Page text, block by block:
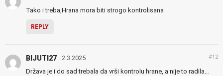
Tako i treba,Hrana mora biti strogo kontrolisana
REPLY
BIJUTI27 2.3.2025 #12
Država je i do sad trebala da vrši kontrolu hrane, a nije to radila…